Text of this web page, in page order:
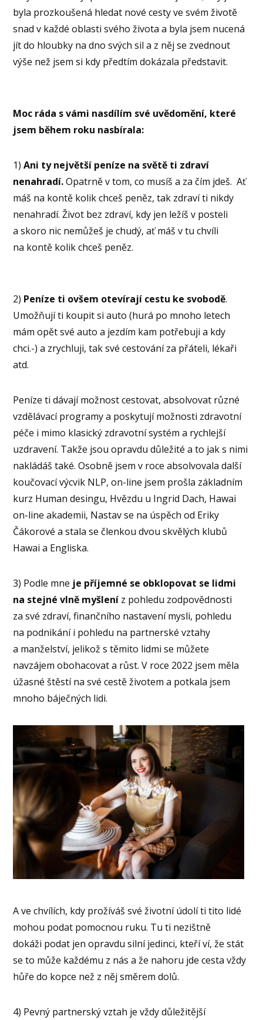
byla prozkoušená hledat nové cesty ve svém životě
snad v každé oblasti svého života a byla jsem nucená
jít do hloubky na dno svých sil a z něj se zvednout
výše než jsem si kdy předtím dokázala představit.
Moc ráda s vámi nasdílím své uvědomění, které
jsem během roku nasbírala:
1)Ani ty největší peníze na světě ti zdraví
nenahradí.Opatrně v tom, co musíš a za čím jdeš. Ať
máš na kontě kolik chceš peněz, tak zdraví ti nikdy
nenahradí. Život bez zdraví, kdy jen ležíš v posteli
a skoro nic nemůžeš je chudý, ať máš v tu chvíli
na kontě kolik chceš peněz.
2) Peníze ti ovšem otevírají cestu ke svobodě.
Umožňují ti koupit si auto (hurá po mnoho letech
mám opět své auto a jezdím kam potřebuji a kdy
chci.-) a zrychluji, tak své cestování za přáteli, lékaři
atd.
Peníze ti dávají možnost cestovat, absolvovat různé
vzdělávací programy a poskytují možnosti zdravotní
péče i mimo klasický zdravotní systém a rychlejší
uzdravení. Takže jsou opravdu důležité a to jak s nimi
nakládáš také. Osobně jsem v roce absolvovala další
koučovací výcvik NLP, on-line jsem prošla základním
kurz Human desingu, Hvězdu u Ingrid Dach, Hawai
on-line akademii, Nastav se na úspěch od Eriky
Čákorové a stala se členkou dvou skvělých klubů
Hawai a Engliska.
3) Podle mne je příjemné se obklopovat se lidmi
na stejné vlně myšlení z pohledu zodpovědnosti
za své zdraví, finančního nastavení mysli, pohledu
na podnikání i pohledu na partnerské vztahy
a manželství, jelikož s těmito lidmi se můžete
navzájem obohacovat a růst. V roce 2022 jsem měla
úžasné štěstí na své cestě životem a potkala jsem
mnoho báječných lidi.
A ve chvílích, kdy prožíváš své životní údolí ti tito lidé
mohou podat pomocnou ruku. Tu ti nezištně
dokáži podat jen opravdu silní jedinci, kteří ví, že stát
se to může každému z nás a že nahoru jde cesta vždy
hůře do kopce než z něj směrem dolů.
4) Pevný partnerský vztah je vždy důležitější